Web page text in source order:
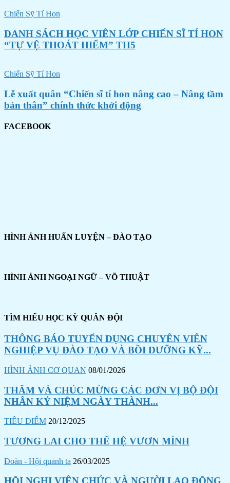
Chiến Sỹ Tí Hon
DANH SÁCH HỌC VIÊN LỚP CHIẾN SĨ TÍ HON
“TỰ VỆ THOÁT HIỂM” TH5
Chiến Sỹ Tí Hon
Lễ xuất quân “Chiến sĩ tí hon nâng cao – Nâng tầm
bản thân” chính thức khởi động
FACEBOOK
HÌNH ẢNH HUẤN LUYỆN – ĐÀO TẠO
HÌNH ẢNH NGOẠI NGỮ – VÕ THUẬT
TÌM HIỂU HỌC KỲ QUÂN ĐỘI
THÔNG BÁO TUYỂN DỤNG CHUYÊN VIÊN
NGHIỆP VỤ ĐÀO TẠO VÀ BỒI DƯỠNG KỸ...
HÌNH ẢNH CƠ QUAN 08/01/2026
THĂM VÀ CHÚC MỪNG CÁC ĐƠN VỊ BỘ ĐỘI
NHÂN KỶ NIỆM NGÀY THÀNH...
TIÊU ĐIỂM 20/12/2025
TƯƠNG LAI CHO THẾ HỆ VƯƠN MÌNH
Đoàn - Hội quanh ta 26/03/2025